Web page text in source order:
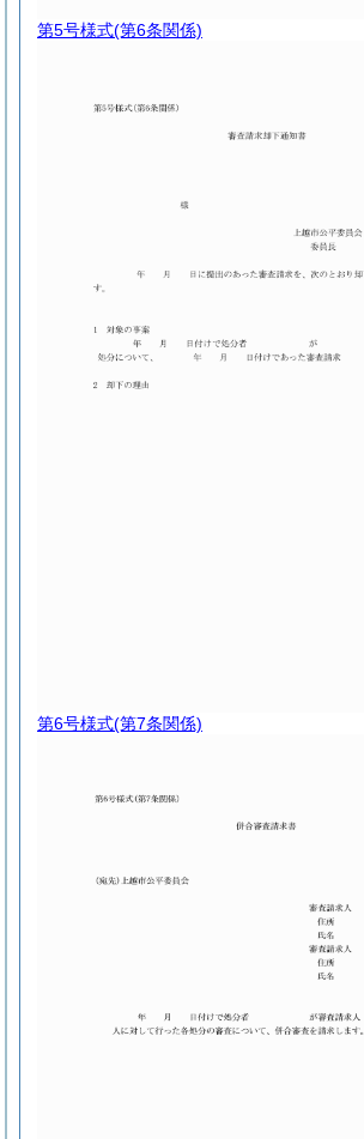
第5号様式(第6条関係)
第6号様式(第7条関係)